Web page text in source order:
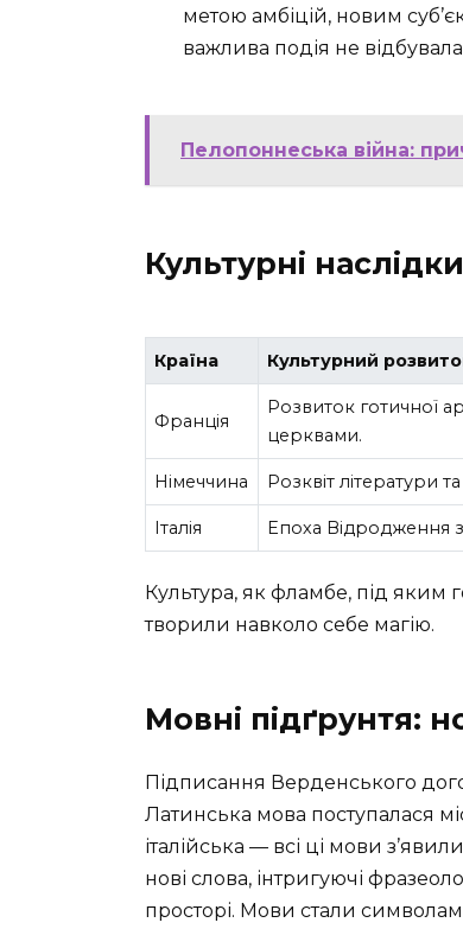
метою амбіцій, новим
важлива подія не
Пелопоннеська війна:
Культурні
Країна Культурний
Франція
Розвиток готичної
церквами.
Німеччина Розквіт літератури
Італія Епоха Відродження
Культура, як фламбе, під яким
творили навколо себе магію.
Мовні підґрунтя:
Підписання Верденського
Латинська мова поступалася
італійська — всі ці мови
нові слова, інтригуючі
просторі. Мови стали